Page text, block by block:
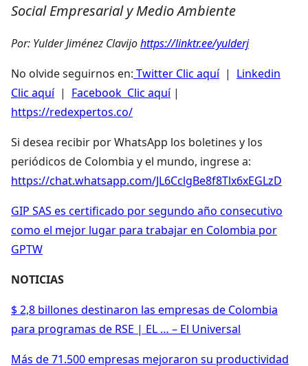
Social Empresarial y Medio Ambiente
Por: Yulder Jiménez Clavijohttps://linktr.ee/yulderj
No olvide seguirnos en: Twitter Clic aquí| Linkedin
Clic aquí| Facebook Clic aquí |
https://redexpertos.co/
Si desea recibir por WhatsApp los boletines y los
periódicos de Colombia y el mundo, ingrese a:
https://chat.whatsapp.com/JL6CclgBe8f8Tlx6xEGLzD
GIP SAS es certificado por segundo año consecutivo
como el mejor lugar para trabajar en Colombia por
GPTW
NOTICIAS
$ 2,8 billones destinaron las empresas de Colombia
para programas de RSE | EL … – El Universal
Más de 71.500 empresas mejoraron su productividad